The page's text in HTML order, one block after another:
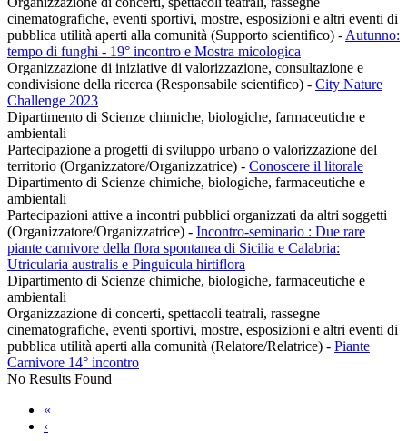
cinematografiche, eventi sportivi, mostre, esposizioni e altri eventi di
pubblica utilità aperti alla comunità (Supporto scientifico) - Autunno:
tempo di funghi - 19° incontro e Mostra micologica
Organizzazione di iniziative di valorizzazione, consultazione e
condivisione della ricerca (Responsabile scientifico) - City Nature
Challenge 2023
Dipartimento di Scienze chimiche, biologiche, farmaceutiche e
ambientali
Partecipazione a progetti di sviluppo urbano o valorizzazione del
territorio (Organizzatore/Organizzatrice) - Conoscere il litorale
Dipartimento di Scienze chimiche, biologiche, farmaceutiche e
ambientali
Partecipazioni attive a incontri pubblici organizzati da altri soggetti
(Organizzatore/Organizzatrice) - Incontro-seminario : Due rare
piante carnivore della flora spontanea di Sicilia e Calabria:
Utricularia australis e Pinguicula hirtiflora
Dipartimento di Scienze chimiche, biologiche, farmaceutiche e
ambientali
Organizzazione di concerti, spettacoli teatrali, rassegne
cinematografiche, eventi sportivi, mostre, esposizioni e altri eventi di
pubblica utilità aperti alla comunità (Relatore/Relatrice) - Piante
Carnivore 14° incontro
No Results Found
«
‹